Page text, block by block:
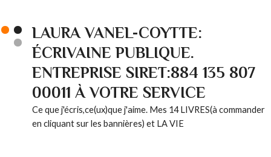
LAURA VANEL-COYTTE:
ÉCRIVAINE PUBLIQUE.
ENTREPRISE SIRET:884 135 807
00011 À VOTRE SERVICE
Ce que j'écris,ce(ux)que j'aime. Mes 14 LIVRES(à commander
en cliquant sur les bannières) et LA VIE